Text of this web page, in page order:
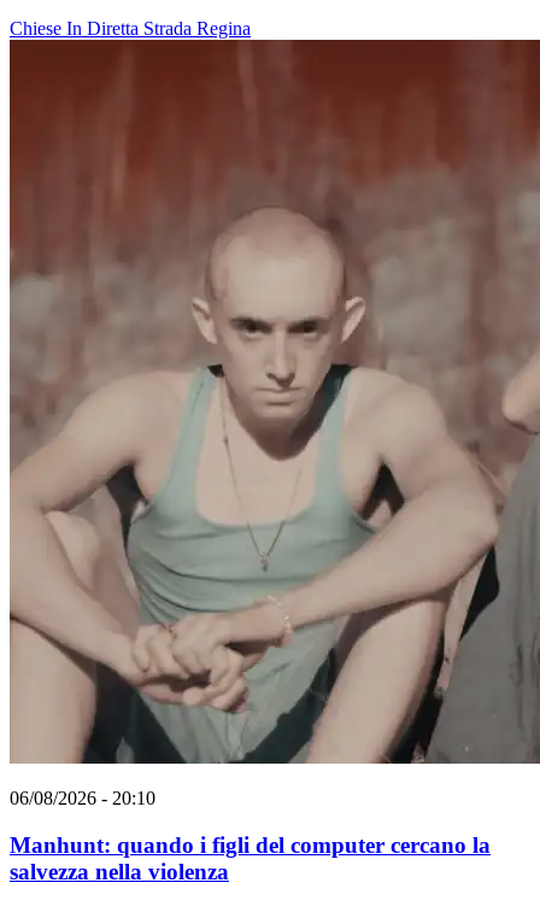
Chiese In Diretta Strada Regina
06/08/2026 - 20:10
Manhunt: quando i figli del computer cercano la
salvezza nella violenza